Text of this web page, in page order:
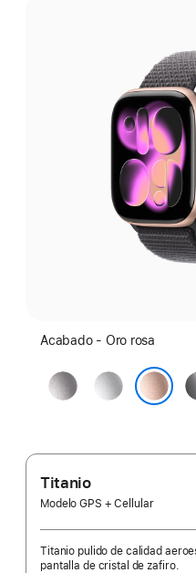
Acabado - Oro rosa
Gris
espacial
Plata
Titanio
Modelo GPS + Cellular
Titanio pulido de calidad
pantalla de cristal de zafiro.